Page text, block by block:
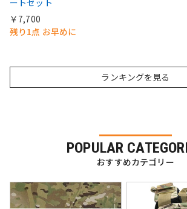
ートセット
￥7,700
残り1点 お早めに
ランキングを見る
POPULAR
おすすめカテゴリー